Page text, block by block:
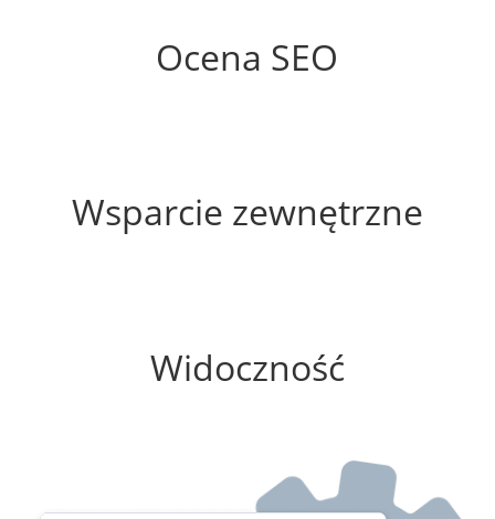
Ocena SEO
Wsparcie zewnętrzne
Widoczność